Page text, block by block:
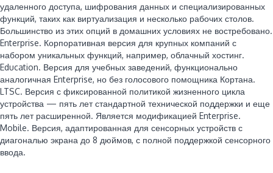
удаленного доступа, шифрования данных и специализированных
функций, таких как виртуализация и несколько рабочих столов.
Большинство из этих опций в домашних условиях не востребовано.
Enterprise. Корпоративная версия для крупных компаний с
набором уникальных функций, например, облачный хостинг.
Education. Версия для учебных заведений, функционально
аналогичная Enterprise, но без голосового помощника Кортана.
LTSC. Версия с фиксированной политикой жизненного цикла
устройства — пять лет стандартной технической поддержки и еще
пять лет расширенной. Является модификацией Enterprise.
Mobile. Версия, адаптированная для сенсорных устройств с
диагональю экрана до 8 дюймов, с полной поддержкой сенсорного
ввода.